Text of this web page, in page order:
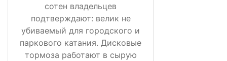
сотен владельцев
подтверждают: велик не
убиваемый для городского и
паркового катания. Дисковые
тормоза работают в сырую